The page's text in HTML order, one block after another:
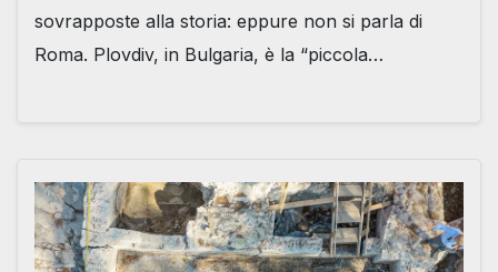
sovrapposte alla storia: eppure non si parla di
Roma. Plovdiv, in Bulgaria, è la “piccola…